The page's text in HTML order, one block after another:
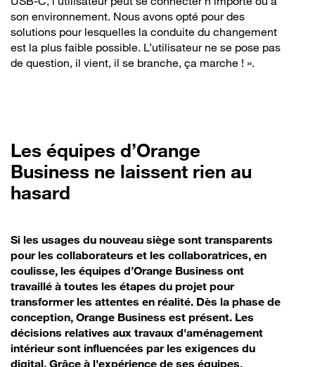
son environnement. Nous avons opté pour des
solutions pour lesquelles la conduite du changement
est la plus faible possible. L’utilisateur ne se pose pas
de question, il vient, il se branche, ça marche ! ».
Les équipes d’Orange
Business ne laissent rien au
hasard
Si les usages du nouveau siège sont transparents
pour les collaborateurs et les collaboratrices, en
coulisse, les équipes d’Orange Business ont
travaillé à toutes les étapes du projet pour
transformer les attentes en réalité. Dès la phase de
conception, Orange Business est présent. Les
décisions relatives aux travaux d'aménagement
intérieur sont influencées par les exigences du
digital. Grâce à l'expérience de ses équipes,